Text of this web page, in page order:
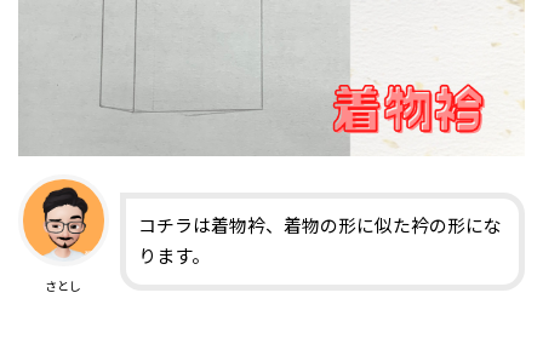
さとし
コチラは着物衿、着物の形に似た衿の形にな
ります。